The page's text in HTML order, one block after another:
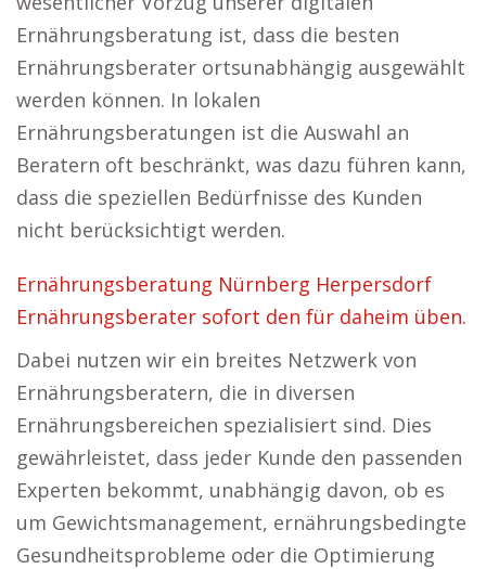
Ernährungsberatung ist, dass die besten
Ernährungsberater ortsunabhängig ausgewählt
werden können. In lokalen
Ernährungsberatungen ist die Auswahl an
Beratern oft beschränkt, was dazu führen kann,
dass die speziellen Bedürfnisse des Kunden
nicht berücksichtigt werden.
Ernährungsberatung Nürnberg Herpersdorf
Ernährungsberater sofort den für daheim üben.
Dabei nutzen wir ein breites Netzwerk von
Ernährungsberatern, die in diversen
Ernährungsbereichen spezialisiert sind. Dies
gewährleistet, dass jeder Kunde den passenden
Experten bekommt, unabhängig davon, ob es
um Gewichtsmanagement, ernährungsbedingte
Gesundheitsprobleme oder die Optimierung